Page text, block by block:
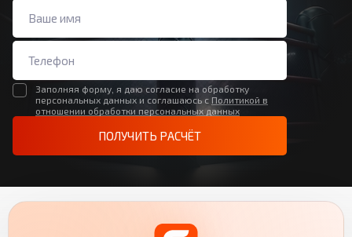
Заполняя форму, я даю согласие на обработку
персональных данных и соглашаюсь с Политикой в
отношении обработки персональных данных
ПОЛУЧИТЬ РАСЧЁТ